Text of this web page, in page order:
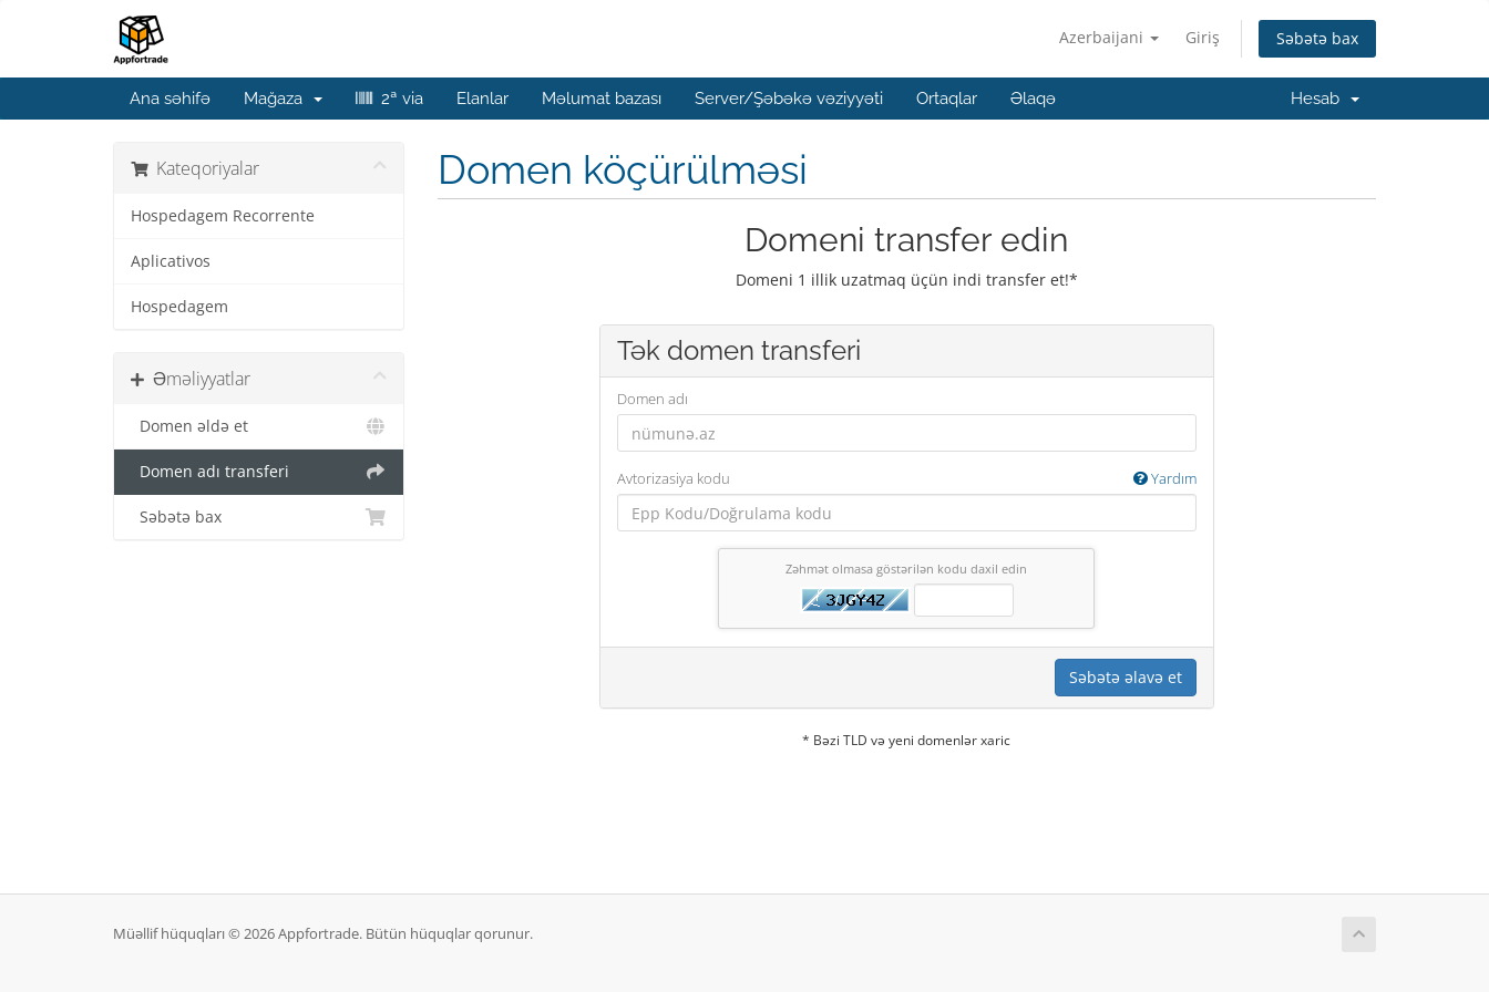
Azerbaijani Giriş Səbətə bax
Ana səhifə Mağaza 2ª via Elanlar Məlumat bazası Server/Şəbəkə vəziyyəti Ortaqlar Əlaqə Hesab
Kateqoriyalar
Hospedagem Recorrente
Aplicativos
Hospedagem
Əməliyyatlar
Domen əldə et
Domen adı transferi
Səbətə bax
Domen köçürülməsi
Domeni transfer edin
Domeni 1 illik uzatmaq üçün indi transfer et!*
Tək domen transferi
Domen adı
Avtorizasiya kodu Yardım
Zəhmət olmasa göstərilən kodu daxil edin
Səbətə əlavə et
* Bəzi TLD və yeni domenlər xaric
Müəllif hüquqları © 2026 Appfortrade. Bütün hüquqlar qorunur.